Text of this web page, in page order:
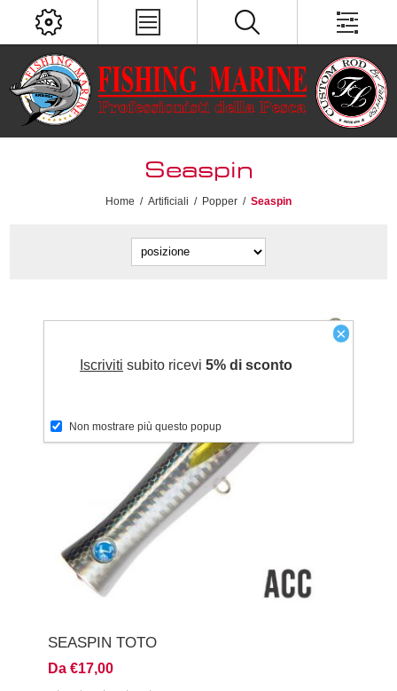
Seaspin
Home / Artificiali / Popper / Seaspin
SEASPIN TOTO
Da €17,00
×
Iscriviti subito ricevi 5% di sconto
Non mostrare più questo popup